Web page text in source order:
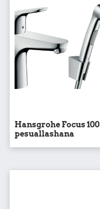
Hansgrohe Focus 100
pesuallashana